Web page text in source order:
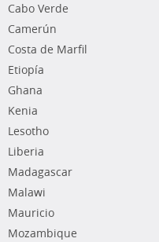
Cabo Verde
Camerún
Costa de Marfil
Etiopía
Ghana
Kenia
Lesotho
Liberia
Madagascar
Malawi
Mauricio
Mozambique